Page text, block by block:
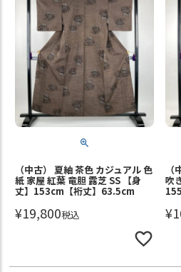
（中古） 夏紬 茶色 カジュアル 色
紙 家屋 紅葉 竜胆 露芝 SS 【身
丈】153cm【裄丈】63.5cm
¥19,800税込
吹
¥